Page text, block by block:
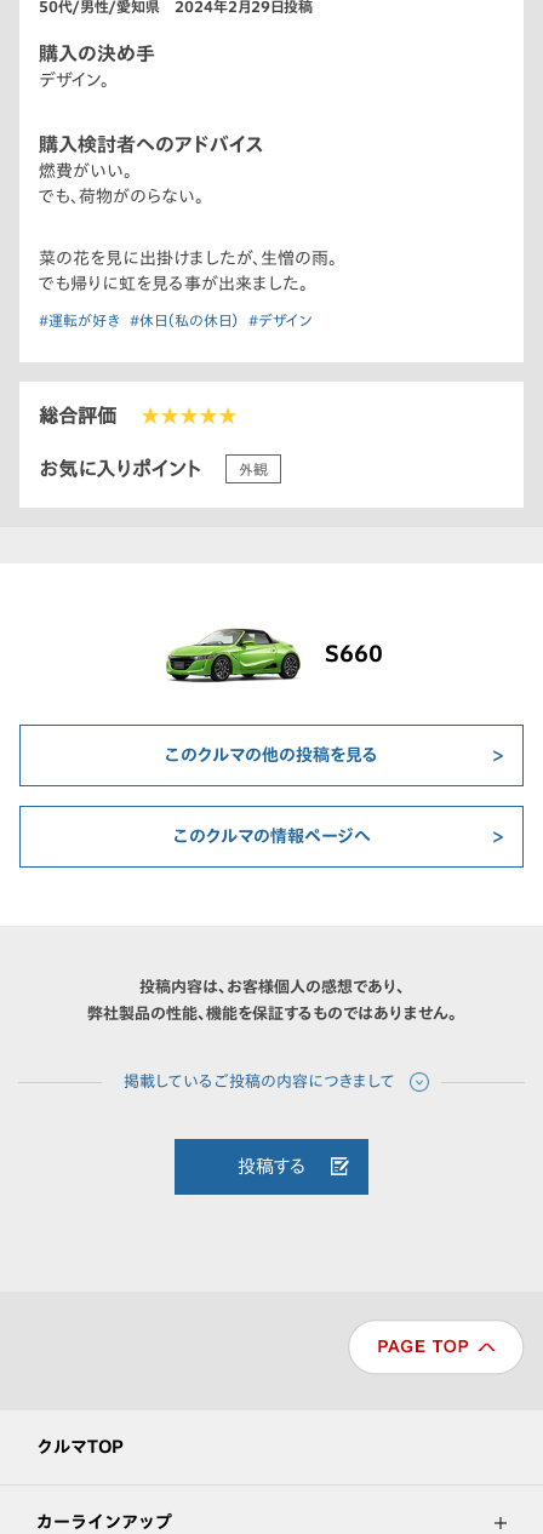
50代/男性/愛知県 2024年2月29日投稿
購入の決め手
デザイン。
購入検討者へのアドバイス
燃費がいい。
でも、荷物がのらない。
菜の花を見に出掛けましたが、生憎の雨。
でも帰りに虹を見る事が出来ました。
#運転が好き #休日（私の休日） #デザイン
総合評価 ★★★★★
お気に入りポイント 外観
S660
このクルマの他の投稿を見る
このクルマの情報ページへ
投稿内容は、お客様個人の感想であり、
弊社製品の性能、機能を保証するものではありません。
投稿する
クルマTOP
カーラインアップ